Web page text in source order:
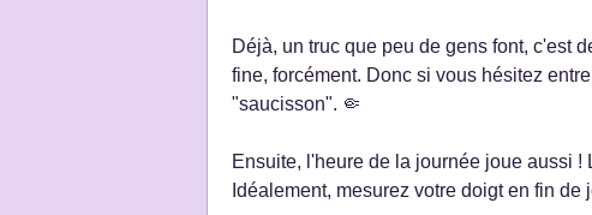
Déjà, un truc que peu de gens font, c'est
fine, forcément. Donc si vous hésitez
"saucisson". 🤏
Ensuite, l'heure de la journée joue aussi
Idéalement, mesurez votre doigt en fin